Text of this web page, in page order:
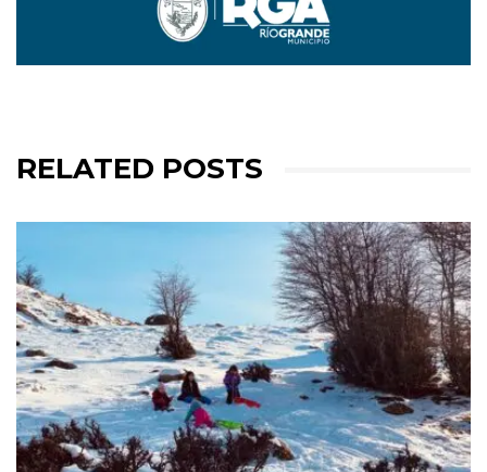
RELATED POSTS